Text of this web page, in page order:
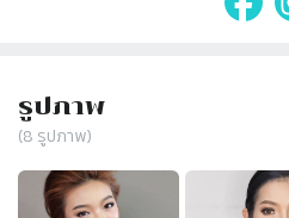
รูปภาพ
(8 รูปภาพ)